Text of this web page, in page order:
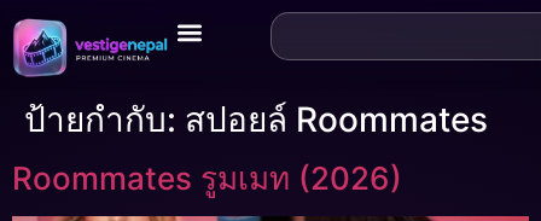
ป้ายกำกับ: สปอยล์ Roommates
Roommates รูมเมท (2026)